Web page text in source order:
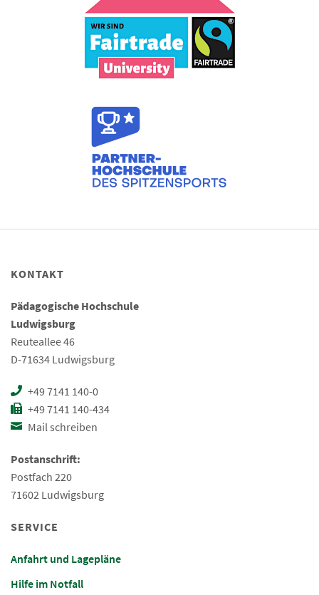
KONTAKT
Pädagogische Hochschule
Ludwigsburg
Reuteallee 46
D-71634 Ludwigsburg
+49 7141 140-0
+49 7141 140-434
Mail schreiben
Postanschrift:
Postfach 220
71602 Ludwigsburg
SERVICE
Anfahrt und Lagepläne
Hilfe im Notfall